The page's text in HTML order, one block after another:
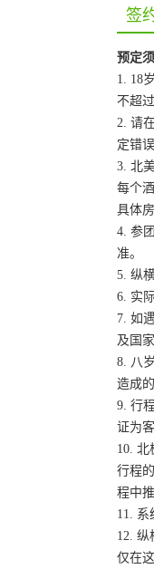
签
预定须
1. 18
不超过
2. 请
定错
3. 北
每个
具体
4. 参
准。
5. 纵
6. 实
7. 如
及国
8. 八
造成
9. 行
证为
10.
行程
程中
11. 系
12.
仅在